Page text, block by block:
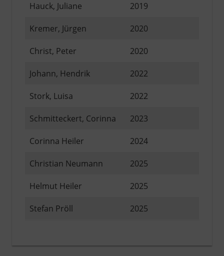
Hauck, Juliane 2019
Kremer, Jürgen 2020
Christ, Peter 2020
Johann, Hendrik 2022
Stork, Luisa 2022
Schmitteckert, Corinna 2023
Corinna Heiler 2024
Christian Neumann 2025
Helmut Heiler 2025
Stefan Pröll 2025